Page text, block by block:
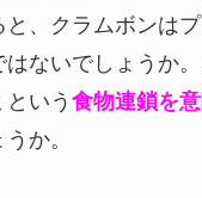
と、クラムボンは
はないでしょうか
いう 食物連鎖を
か。